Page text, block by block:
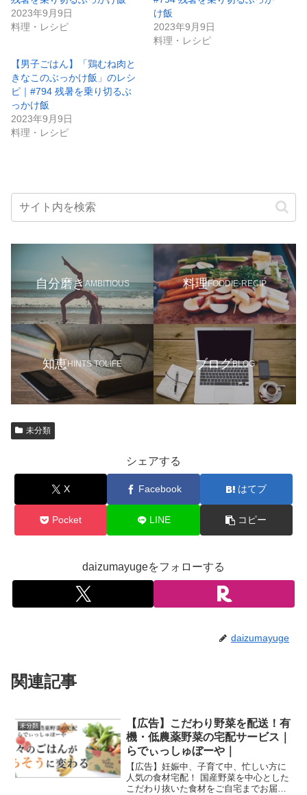
2023年9月9日
料理・レシピ
け飯
2023年9月9日
料理・レシピ
【男子ごはん】「鶏むね肉と
きなこのぶっかけ飯」のレシ
ピ｜#794 残暑を乗り切るぶ
っかけ飯
2023年9月9日
料理・レシピ
自分磨きAMBITIOUS 料理FOODIE-RECIP
知恵HINTS TOLIFE ブログBLOG
未分類
シェアする
X Facebook はてブ
Pocket LINE コピー
daizumayugeをフォローする
daizumayuge
関連記事
未分類
【広告】こだわり野菜を配送！有
機・低農薬野菜の宅配サービス｜
らでぃっしゅぼーや｜
【広告】妊娠中、子育て中、忙しい方に
人気の食材宅配！ 国産野菜を中心とした
こだわり抜いた食材をご自宅までお届け